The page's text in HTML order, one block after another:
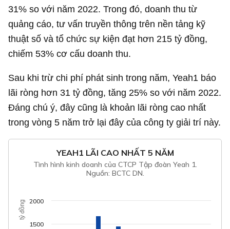
31% so với năm 2022. Trong đó, doanh thu từ
quảng cáo, tư vấn truyền thông trên nền tảng kỹ
thuật số và tổ chức sự kiện đạt hơn 215 tỷ đồng,
chiếm 53% cơ cấu doanh thu.
Sau khi trừ chi phí phát sinh trong năm, Yeah1 báo
lãi ròng hơn 31 tỷ đồng, tăng 25% so với năm 2022.
Đáng chú ý, đây cũng là khoản lãi ròng cao nhất
trong vòng 5 năm trở lại đây của công ty giải trí này.
tỷ đồng
YEAH1 LÃI CAO NHẤT 5 NĂM
Tình hình kinh doanh của CTCP Tập đoàn Yeah 1.
Nguồn: BCTC DN.
1500
2000